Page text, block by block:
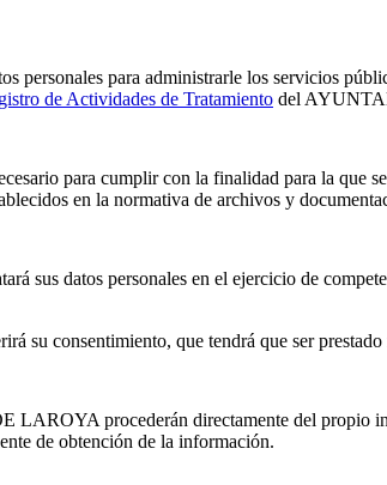
para administrarle los servicios
de Actividades de Tratamiento del
para cumplir con la finalidad para la que
en la normativa de archivos y
datos personales en el ejercicio de
consentimiento, que tendrá que ser
procederán directamente del propio
de obtención de la información.